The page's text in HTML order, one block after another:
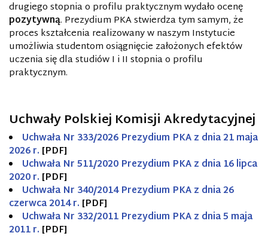
drugiego stopnia o profilu praktycznym wydało ocenę
pozytywną. Prezydium PKA stwierdza tym samym, że
proces kształcenia realizowany w naszym Instytucie
umożliwia studentom osiągnięcie założonych efektów
uczenia się dla studiów I i II stopnia o profilu
praktycznym.
Uchwały Polskiej Komisji Akredytacyjnej
Uchwała Nr 333/2026 Prezydium PKA z dnia 21 maja
2026 r. [PDF]
Uchwała Nr 511/2020 Prezydium PKA z dnia 16 lipca
2020 r. [PDF]
Uchwała Nr 340/2014 Prezydium PKA z dnia 26
czerwca 2014 r. [PDF]
Uchwała Nr 332/2011 Prezydium PKA z dnia 5 maja
2011 r. [PDF]